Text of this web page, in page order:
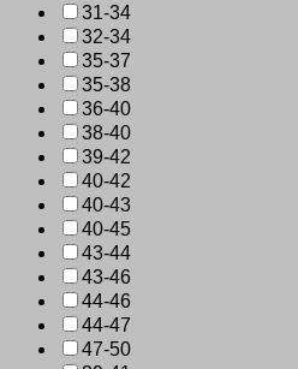
31-34
32-34
35-37
35-38
36-40
38-40
39-42
40-42
40-43
40-45
43-44
43-46
44-46
44-47
47-50